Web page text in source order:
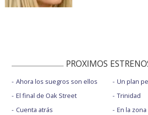
PROXIMOS
Ahora los suegros son ellos
El final de Oak Street
Cuenta atrás
Un plan
Trinidad
En la zona